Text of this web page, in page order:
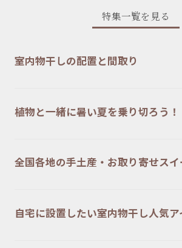
特集一覧を見る
室内物干しの配置と間取り
植物と一緒に暑い夏を乗り切ろう
全国各地の手土産・お取り寄せス
自宅に設置したい室内物干し人気ア